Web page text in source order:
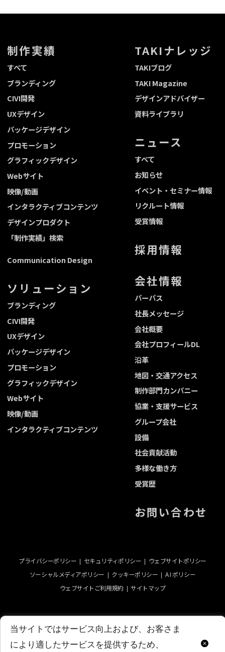
制作実績
すべて
ブランディング
CIVI開発
UXデザイン
パッケージデザイン
プロモーション
グラフィックデザイン
Webサイト
映像/動画
インタラクティブコンテンツ
デザインプロダクト
「制作実績」検索
Communication Design
ソリューション
ブランディング
CIVI開発
UXデザイン
パッケージデザイン
プロモーション
グラフィックデザイン
Webサイト
映像/動画
インタラクティブコンテンツ
TAKIナレッジ
TAKIブログ
TAKI Magazine
デザインアドバイザー
資料ライブラリ
ニュース
すべて
お知らせ
イベント・セミナー情報
リクルート情報
受賞情報
採用情報
会社情報
パーパス
社長メッセージ
会社概要
会社プロフィールDL
沿革
地図・交通アクセス
制作部門カンパニー
協業・支援サービス
グループ会社
設備
社会貢献活動
多様な働き方
受賞歴
お問い合わせ
プライバシーポリシー セキュリティポリシー
ウェブサイトポリシー
ソーシャルメディアポリシー
クッキーポリシー
A I ポリシー
ウェブサイトご利用規約
サイトマップ
当サイトではサービス向上および、お客さま
により適したサービスを提供するため、
Close